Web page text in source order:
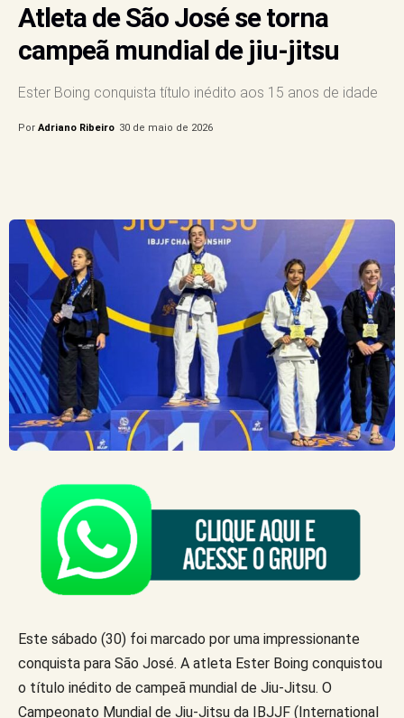
Atleta de São José se torna
campeã mundial de jiu-jitsu
Ester Boing conquista título inédito aos 15 anos de idade
Por Adriano Ribeiro 30 de maio de 2026
Este sábado (30) foi marcado por uma impressionante
conquista para São José. A atleta Ester Boing conquistou
o título inédito de campeã mundial de Jiu-Jitsu. O
Campeonato Mundial de Jiu-Jitsu da IBJJF (International